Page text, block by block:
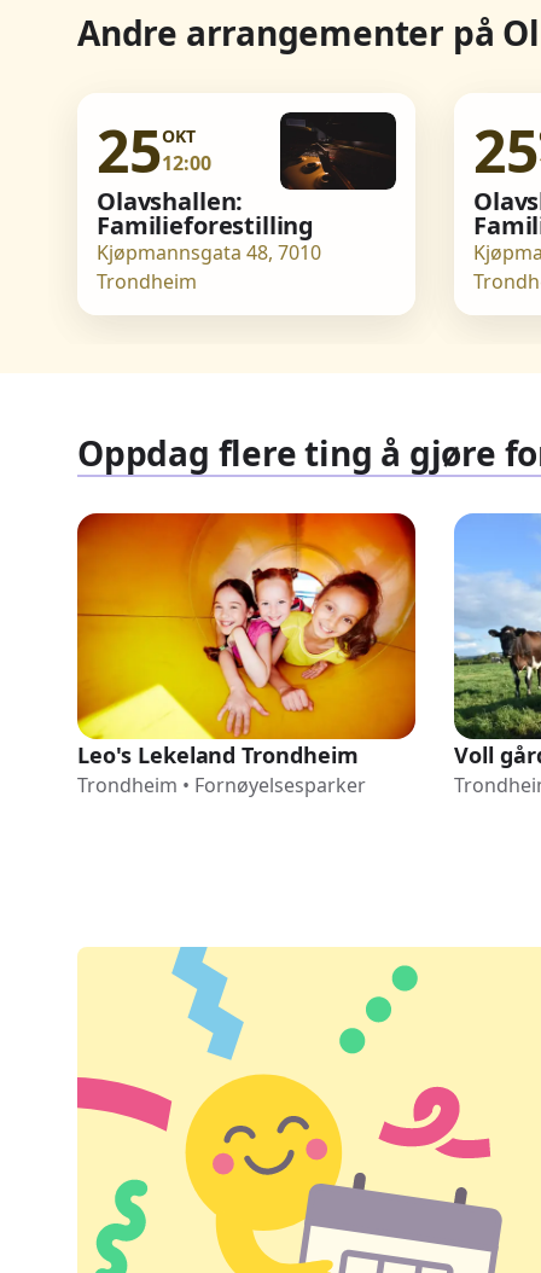
Andre arrangementer på
25OKT
12:00
Olavshallen:
Familieforestilling
Kjøpmannsgata 48, 7010
Trondheim
25
Oppdag flere ting å gjøre
Leo's Lekeland Trondheim
Trondheim • Fornøyelsesparker
Voll